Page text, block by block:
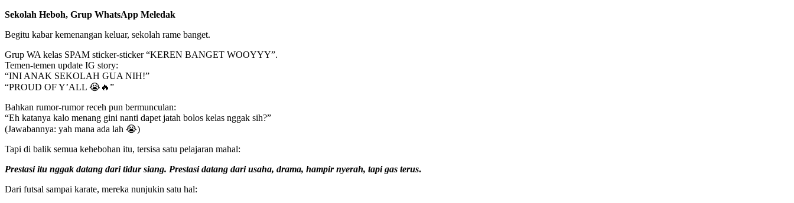
Sekolah Heboh, Grup WhatsApp Meledak
Begitu kabar kemenangan keluar, sekolah rame banget.
Grup WA kelas SPAM sticker-sticker “KEREN BANGET WOOYYY”.
Temen-temen update IG story:
“INI ANAK SEKOLAH GUA NIH!”
“PROUD OF Y’ALL 😭🔥”
Bahkan rumor-rumor receh pun bermunculan:
“Eh katanya kalo menang gini nanti dapet jatah bolos kelas nggak sih?”
(Jawabannya: yah mana ada lah 😭)
Tapi di balik semua kehebohan itu, tersisa satu pelajaran mahal:
Prestasi itu nggak datang dari tidur siang. Prestasi datang dari usaha, drama, hampir nyerah, tapi gas terus.
Dari futsal sampai karate, mereka nunjukin satu hal: